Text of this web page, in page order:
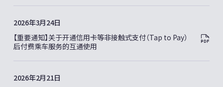
2026年3月24日
【重要通知】关于开通信用卡等非接触式支付（Tap to Pay）
后付费乘车服务的互通使用
2026年2月21日